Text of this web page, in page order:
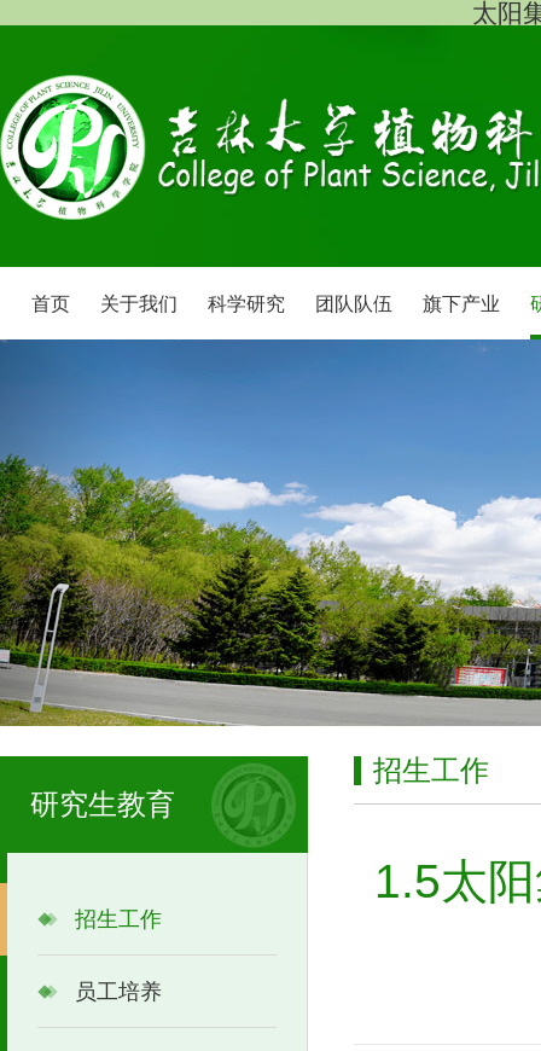
太阳
首页 关于我们 科学研究 团队队伍 旗下产业
研究生教育
招生工作
员工培养
招生工作
1.5太